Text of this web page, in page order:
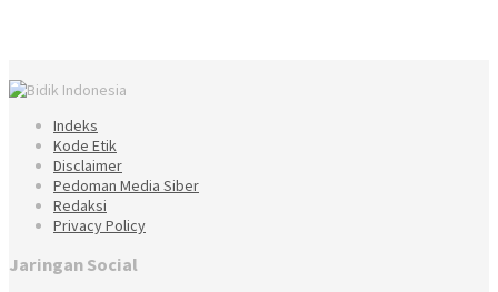
Indeks
Kode Etik
Disclaimer
Pedoman Media Siber
Redaksi
Privacy Policy
Jaringan Social